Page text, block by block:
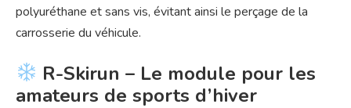
polyuréthane et sans vis, évitant ainsi le perçage de la
carrosserie du véhicule.
R-Skirun – Le module pour les
amateurs de sports d’hiver